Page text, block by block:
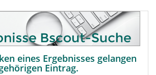
eines Ergebnisses gelangen
Eintrag.